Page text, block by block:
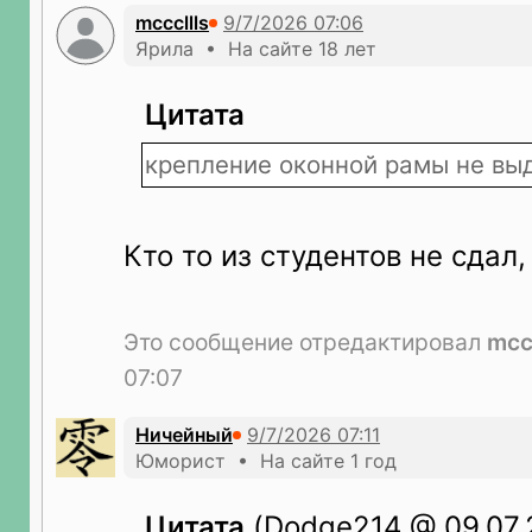
mcccllls
Ярила • На сайте 18 лет
Цитата
крепление оконной рамы не
Кто то из студентов не
Это сообщение отредактировал
07:07
Ничейный
Юморист • На сайте 1 год